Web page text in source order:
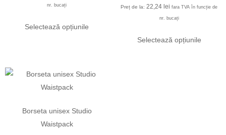
nr. bucați
Selectează opțiunile
Preț de la: 22,24lei fara TVA în funcție de
nr. bucați
Selectează opțiunile
Borseta unisex Studio
Waistpack